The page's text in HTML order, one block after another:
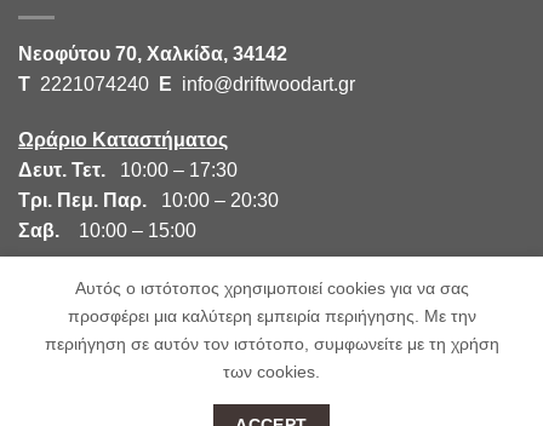
Νεοφύτου 70, Χαλκίδα, 34142
Τ 2221074240 E info@driftwoodart.gr
Ωράριο Καταστήματος
Δευτ. Τετ. 10:00 – 17:30
Τρι. Πεμ. Παρ. 10:00 – 20:30
Σαβ. 10:00 – 15:00
Driftwood Art| Created by
Αυτός ο ιστότοπος χρησιμοποιεί cookies για να σας
προσφέρει μια καλύτερη εμπειρία περιήγησης. Με την
περιήγηση σε αυτόν τον ιστότοπο, συμφωνείτε με τη χρήση
των cookies.